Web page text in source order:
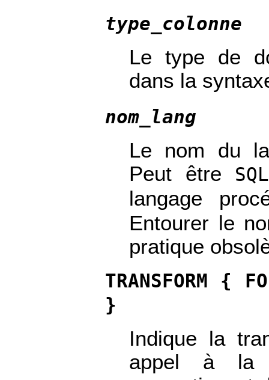
type_colonne
Le type de
dans la
nom_lang
Le nom du
Peut être SQL
langage
Entourer le
pratique
TRANSFORM {
}
Indique la
appel à la